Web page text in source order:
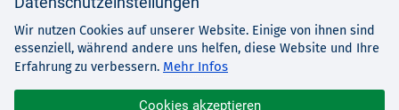
Impressum| Kontakt| Datenschutz
| Widerrufsrecht
Wir nutzen Cookies auf unserer Website. Einige von ihnen sind
essenziell, während andere uns helfen, diese Website und Ihre
Erfahrung zu verbessern. Mehr Infos
Cookies akzeptieren